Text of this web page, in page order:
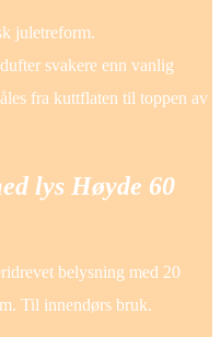
juletreform.
svakere enn vanlig
fra kuttflaten til toppen av
lys Høyde 60
belysning med 20
Til innendørs bruk.